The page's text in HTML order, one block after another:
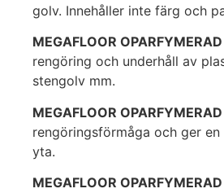
golv. Innehåller inte färg och
MEGAFLOOR OPARFYMERAD
rengöring och underhåll av
stengolv mm.
MEGAFLOOR OPARFYMERAD
rengöringsförmåga och ger
yta.
MEGAFLOOR OPARFYMERAD